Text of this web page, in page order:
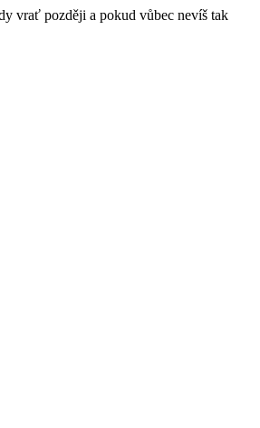
vrať později a pokud vůbec nevíš tak